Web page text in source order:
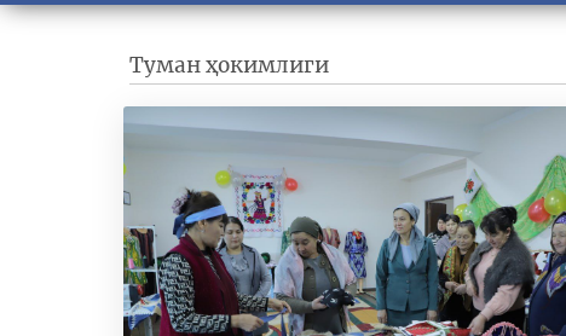
Туман ҳокимлиги